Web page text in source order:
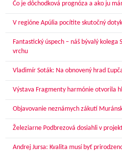
Čo je dôchodková prognóza a ako ju
V regióne Apúlia pocítite skutočný
Fantastický úspech – náš bývalý
vrchu
Vladimír Soták: Na obnovený hrad
Výstava Fragmenty harmónie otvorila
Objavovanie neznámych zákutí
Železiarne Podbrezová dosiahli v
Andrej Jursa: Kvalita musí byť